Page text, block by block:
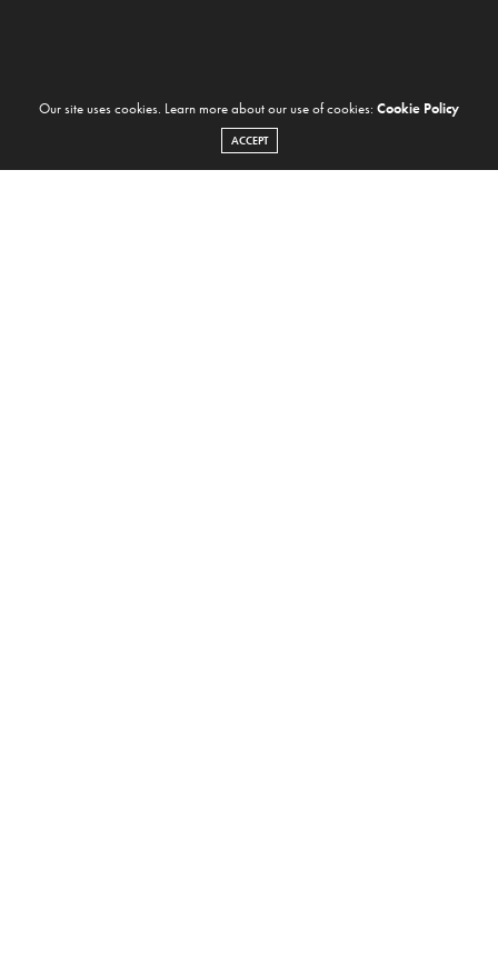
Our site uses cookies. Learn more about our use of cookies: Cookie Policy
ACCEPT